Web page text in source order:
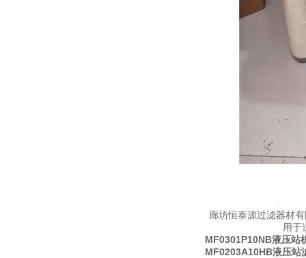
廊坊恒泰源过滤器材
用于
MF0301P10NB液压站
MF0203A10HB液压站